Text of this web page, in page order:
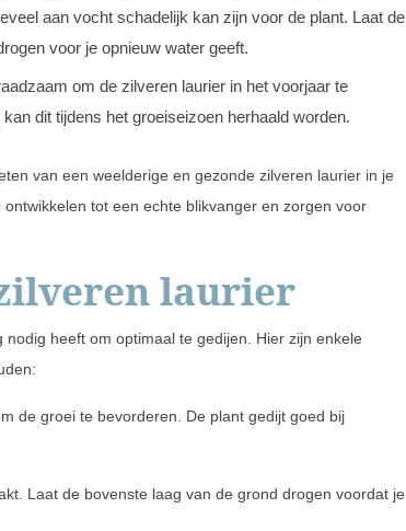
aan vocht schadelijk kan zijn voor de plant. Laat de
voor je opnieuw water geeft.
om de zilveren laurier in het voorjaar te
dit tijdens het groeiseizoen herhaald worden.
van een weelderige en gezonde zilveren laurier in je
tot een echte blikvanger en zorgen voor
laurier
heeft om optimaal te gedijen. Hier zijn enkele
de groei te bevorderen. De plant gedijt goed bij
Laat de bovenste laag van de grond drogen voordat je